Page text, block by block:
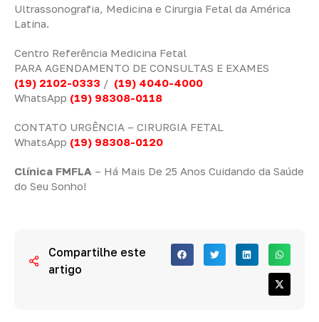
Ultrassonografia, Medicina e Cirurgia Fetal da América
Latina.
Centro Referência Medicina Fetal
PARA AGENDAMENTO DE CONSULTAS E EXAMES
(19) 2102-0333 / (19) 4040-4000
WhatsApp (19) 98308-0118
CONTATO URGÊNCIA – CIRURGIA FETAL
WhatsApp (19) 98308-0120
Clínica FMFLA – Há Mais De 25 Anos Cuidando da Saúde
do Seu Sonho!
Compartilhe este
artigo